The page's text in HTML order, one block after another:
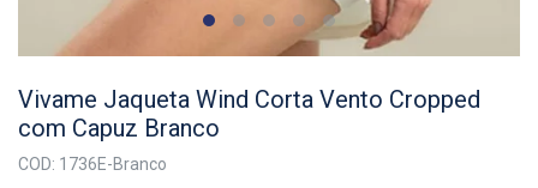
Vivame Jaqueta Wind Corta Vento Cropped
com Capuz Branco
COD: 1736E-Branco